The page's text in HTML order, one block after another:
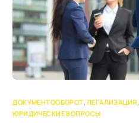
ДОКУМЕНТООБОРОТ, ЛЕГАЛИЗАЦИЯ,
ЮРИДИЧЕСКИЕ ВОПРОСЫ